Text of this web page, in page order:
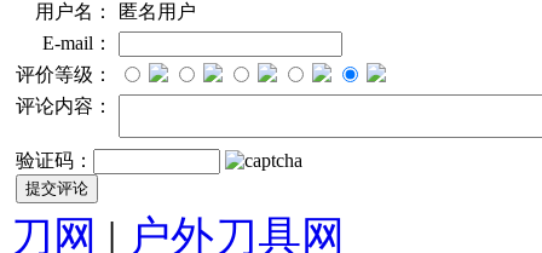
用户名：
匿名用户
E-mail：
评价等级：
评论内容：
验证码：
刀网 | 户外刀具网